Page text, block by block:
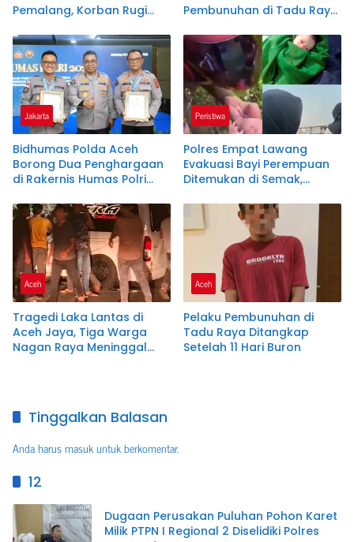
Pemalang, Korban Rugi
Pembunuhan di Tadu Raya
Ketat.
Jakarta
Bidhumas Polda Aceh
Borong Dua Penghargaan
di Rakernis Humas Polri
Peristiwa
Polres Empat Lawang
Evakuasi Bayi Perempuan
Ditemukan di Semak,
Dilakukan
Aceh
Tragedi Laka Lantas di
Aceh Jaya, Tiga Warga
Nagan Raya Meninggal
Aceh
Pelaku Pembunuhan di
Tadu Raya Ditangkap
Setelah 11 Hari Buron
Tinggalkan Balasan
Anda harusmasukuntuk berkomentar.
12
Dugaan Perusakan Puluhan Pohon Karet
Milik PTPN I Regional 2 Diselidiki Polres